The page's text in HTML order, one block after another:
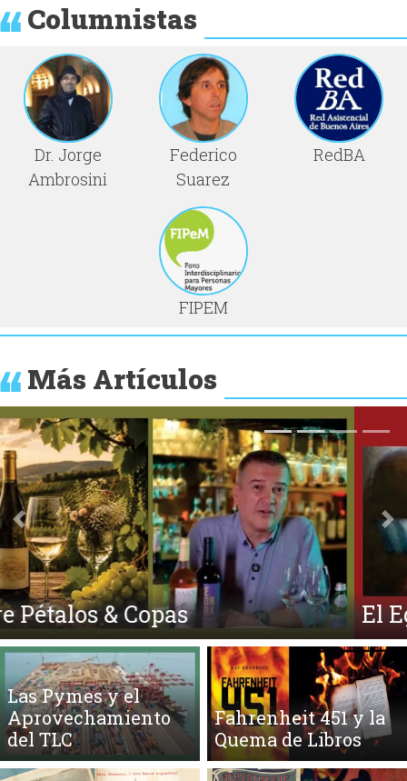
Columnistas
Dr. Jorge
Ambrosini
Federico
Suarez
RedBA
FIPEM
Más Artículos
El Ego y el Amor Extendidos
Anterior
Las Pymes y el
Aprovechamiento
del TLC
Fahrenheit 451 y la
Quema de Libros